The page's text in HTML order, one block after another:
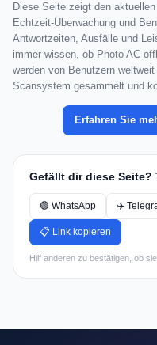
Diese Seite zeigt den
Echtzeit-Überwachung und
Antwortzeiten, Ausfälle und
immer wissen, ob Photo AC
werden von Benutzern
Scansystem gesammelt und
Erfahren Sie
Gefällt dir diese Seite?
🟢 WhatsApp ✈️
📋 Link kopieren
Hilf anderen zu bestätigen, ob